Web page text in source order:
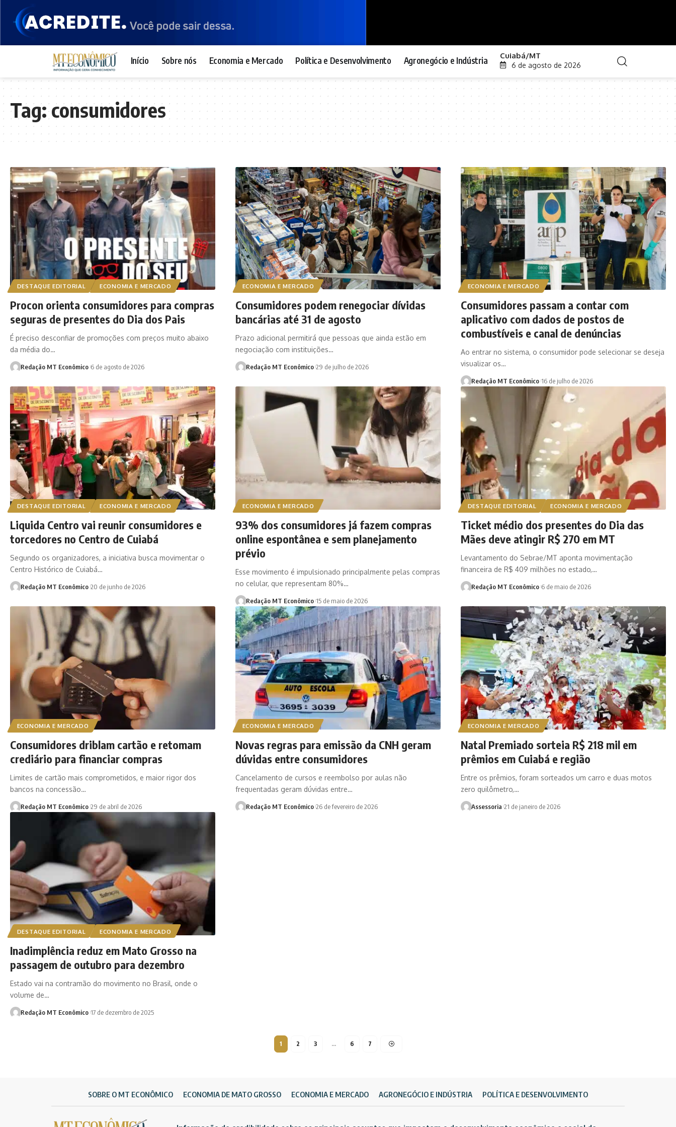
Início Sobre nós Economia e Mercado Política e Desenvolvimento Agronegócio e Indústria Cuiabá/MT
6 de agosto de 2026
Tag:consumidores
DESTAQUE EDITORIAL ECONOMIA E MERCADO
Procon orienta consumidores para compras
seguras de presentes do Dia dos Pais
É preciso desconfiar de promoções com preços muito abaixo
da média do…
Redação MT Econômico 6 de agosto de 2026
ECONOMIA E MERCADO
Consumidores podem renegociar dívidas
bancárias até 31 de agosto
Prazo adicional permitirá que pessoas que ainda estão em
negociação com instituições…
Redação MT Econômico 29 de julho de 2026
ECONOMIA E MERCADO
Consumidores passam a contar com
aplicativo com dados de postos de
combustíveis e canal de denúncias
Ao entrar no sistema, o consumidor pode selecionar se deseja
visualizar os…
Redação MT Econômico 16 de julho de 2026
DESTAQUE EDITORIAL ECONOMIA E MERCADO
Liquida Centro vai reunir consumidores e
torcedores no Centro de Cuiabá
Segundo os organizadores, a iniciativa busca movimentar o
Centro Histórico de Cuiabá…
Redação MT Econômico 20 de junho de 2026
ECONOMIA E MERCADO
93% dos consumidores já fazem compras
online espontânea e sem planejamento
prévio
Esse movimento é impulsionado principalmente pelas compras
no celular, que representam 80%…
Redação MT Econômico 15 de maio de 2026
DESTAQUE EDITORIAL ECONOMIA E MERCADO
Ticket médio dos presentes do Dia das
Mães deve atingir R$ 270 em MT
Levantamento do Sebrae/MT aponta movimentação
financeira de R$ 409 milhões no estado,…
Redação MT Econômico 6 de maio de 2026
ECONOMIA E MERCADO
Consumidores driblam cartão e retomam
crediário para financiar compras
Limites de cartão mais comprometidos, e maior rigor dos
bancos na concessão…
Redação MT Econômico 29 de abril de 2026
ECONOMIA E MERCADO
Novas regras para emissão da CNH geram
dúvidas entre consumidores
Cancelamento de cursos e reembolso por aulas não
frequentadas geram dúvidas entre…
Redação MT Econômico 26 de fevereiro de 2026
ECONOMIA E MERCADO
Natal Premiado sorteia R$ 218 mil em
prêmios em Cuiabá e região
Entre os prêmios, foram sorteados um carro e duas motos
zero quilômetro,…
Assessoria 21 de janeiro de 2026
DESTAQUE EDITORIAL ECONOMIA E MERCADO
Inadimplência reduz em Mato Grosso na
passagem de outubro para dezembro
Estado vai na contramão do movimento no Brasil, onde o
volume de…
Redação MT Econômico 17 de dezembro de 2025
1 2 3 … 6 7
SOBRE O MT ECONÔMICO ECONOMIA DE MATO GROSSO ECONOMIA E MERCADO AGRONEGÓCIO E INDÚSTRIA POLÍTICA E DESENVOLVIMENTO